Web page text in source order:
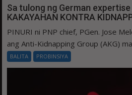
Sa tulong ng German expertise
KAKAYAHAN KONTRA
PINURI ni PNP chief, PGen. Jose
ang Anti-Kidnapping Group (AKG)
BALITA PROBINSIYA